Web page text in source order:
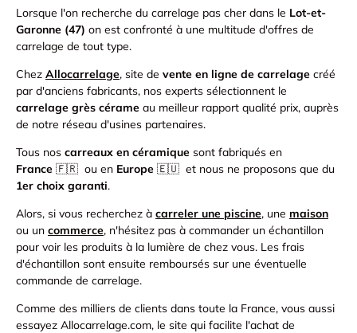
Lorsque l'on recherche du carrelage pas cher dans le Lot-et-
Garonne (47) on est confronté à une multitude d'offres de
carrelage de tout type.
Chez Allocarrelage, site de vente en ligne de carrelage créé
par d'anciens fabricants, nos experts sélectionnent le
carrelage grès cérame au meilleur rapport qualité prix, auprès
de notre réseau d'usines partenaires.
Tous nos carreaux en céramique sont fabriqués en
France 🇫🇷 ou en Europe 🇪🇺 et nous ne proposons que du
1er choix garanti.
Alors, si vous recherchez à carreler une piscine, une maison
ou un commerce, n'hésitez pas à commander un échantillon
pour voir les produits à la lumière de chez vous. Les frais
d'échantillon sont ensuite remboursés sur une éventuelle
commande de carrelage.
Comme des milliers de clients dans toute la France, vous aussi
essayez Allocarrelage.com, le site qui facilite l'achat de